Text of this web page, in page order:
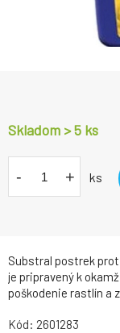
Substral postrek
je pripravený k
poškodenie rastlín a
Skladom > 5 ks
- + ks
Kód: 2601283